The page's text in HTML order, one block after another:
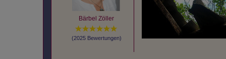
Bärbel Zöller
(2025Bewertungen)